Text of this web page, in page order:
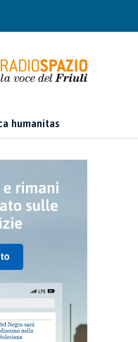
humanitas